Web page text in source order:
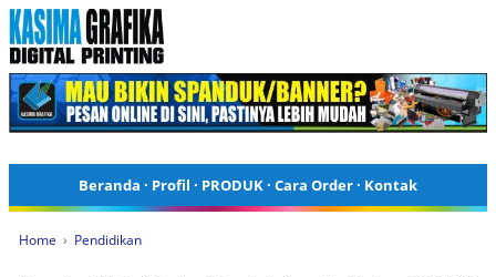
Beranda · Profil · PRODUK· Cara Order· Kontak
Home › Pendidikan